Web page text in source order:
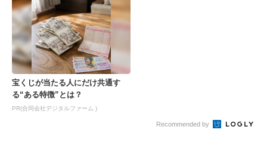
宝くじが当たる人にだけ共通す
る“ある特徴”とは？
PR(合同会社デジタルファーム )
Recommended by